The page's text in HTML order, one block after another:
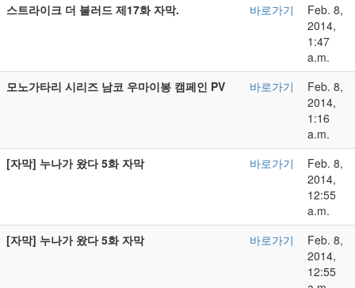
스트라이크 더 블러드 제17화 자막.
바로가기
Feb. 8,
2014,
1:47
a.m.
모노가타리 시리즈 남코 우마이봉 캠페인 PV
바로가기
Feb. 8,
2014,
1:16
a.m.
[자막] 누나가 왔다 5화 자막
바로가기
Feb. 8,
2014,
12:55
a.m.
[자막] 누나가 왔다 5화 자막
바로가기
Feb. 8,
2014,
12:55